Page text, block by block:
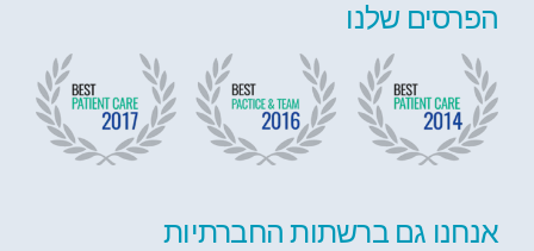
הפרסים שלנו
אנחנו גם ברשתות החברתיות